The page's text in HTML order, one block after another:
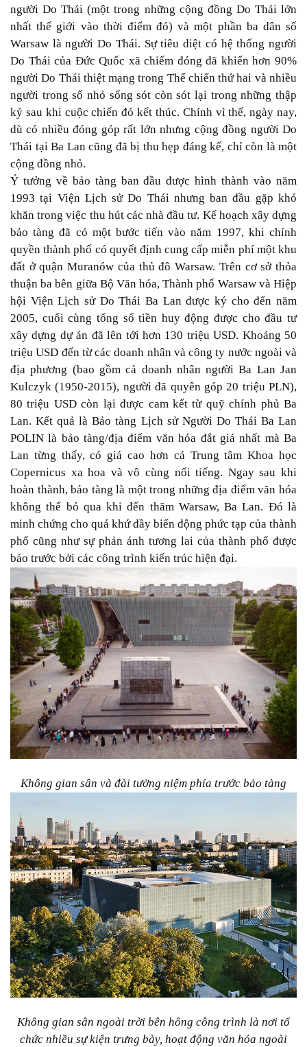
người Do Thái (một trong những cộng đồng Do Thái lớn
nhất thế giới vào thời điểm đó) và một phần ba dân số
Warsaw là người Do Thái. Sự tiêu diệt có hệ thống người
Do Thái của Đức Quốc xã chiếm đóng đã khiến hơn 90%
người Do Thái thiệt mạng trong Thế chiến thứ hai và nhiều
người trong số nhỏ sống sót còn sót lại trong những thập
kỷ sau khi cuộc chiến đó kết thúc. Chính vì thế, ngày nay,
dù có nhiều đóng góp rất lớn nhưng cộng đồng người Do
Thái tại Ba Lan cũng đã bị thu hẹp đáng kể, chỉ còn là một
cộng đồng nhỏ.
Ý tưởng về bảo tàng ban đầu được hình thành vào năm
1993 tại Viện Lịch sử Do Thái nhưng ban đầu gặp khó
khăn trong việc thu hút các nhà đầu tư. Kế hoạch xây dựng
bảo tàng đã có một bước tiến vào năm 1997, khi chính
quyền thành phố có quyết định cung cấp miễn phí một khu
đất ở quận Muranów của thủ đô Warsaw. Trên cơ sở thỏa
thuận ba bên giữa Bộ Văn hóa, Thành phố Warsaw và Hiệp
hội Viện Lịch sử Do Thái Ba Lan được ký cho đến năm
2005, cuối cùng tổng số tiền huy động được cho đầu tư
xây dựng dự án đã lên tới hơn 130 triệu USD. Khoảng 50
triệu USD đến từ các doanh nhân và công ty nước ngoài và
địa phương (bao gồm cả doanh nhân người Ba Lan Jan
Kulczyk (1950-2015), người đã quyên góp 20 triệu PLN),
80 triệu USD còn lại được cam kết từ quỹ chính phủ Ba
Lan. Kết quả là Bảo tàng Lịch sử Người Do Thái Ba Lan
POLIN là bảo tàng/địa điểm văn hóa đắt giá nhất mà Ba
Lan từng thấy, có giá cao hơn cả Trung tâm Khoa học
Copernicus xa hoa và vô cùng nổi tiếng. Ngay sau khi
hoàn thành, bảo tàng là một trong những địa điểm văn hóa
không thể bỏ qua khi đến thăm Warsaw, Ba Lan. Đó là
minh chứng cho quá khứ đầy biến động phức tạp của thành
phố cũng như sự phản ánh tương lai của thành phố được
báo trước bởi các công trình kiến trúc hiện đại.
Không gian sân và đài tưởng niệm phía trước bảo tàng
Không gian sân ngoài trời bên hông công trình là nơi tổ
chức nhiều sự kiện trưng bày, hoạt động văn hóa ngoài